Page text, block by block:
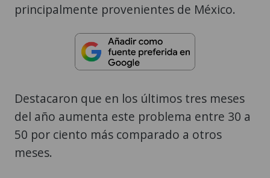
principalmente provenientes de México.
Destacaron que en los últimos tres meses
del año aumenta este problema entre 30 a
50 por ciento más comparado a otros
meses.